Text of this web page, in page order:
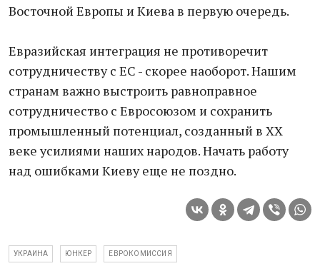
Восточной Европы и Киева в первую очередь.
Евразийская интеграция не противоречит
сотрудничеству с ЕС - скорее наоборот. Нашим
странам важно выстроить равноправное
сотрудничество с Евросоюзом и сохранить
промышленный потенциал, созданный в ХХ
веке усилиями наших народов. Начать работу
над ошибками Киеву еще не поздно.
УКРАИНА ЮНКЕР ЕВРОКОМИССИЯ